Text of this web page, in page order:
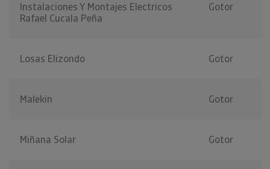
Instalaciones Y Montajes Electricos
Rafael Cucala Peña
Gotor
Losas Elizondo Gotor
Malekin Gotor
Miñana Solar Gotor